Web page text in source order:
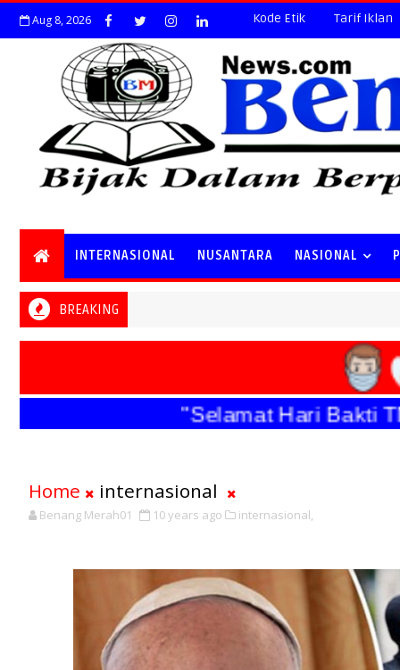
Aug 8, 2026 Kode Etik Tarif Iklan
INTERNASIONAL NUSANTARA NASIONAL
BREAKING
"Selamat Hari Bakti
Home internasional
Benang Merah01 10 years ago internasional,